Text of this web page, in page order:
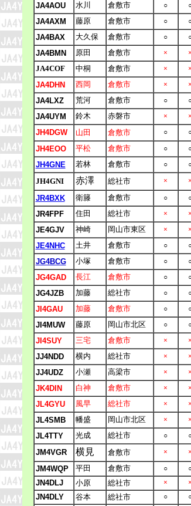
JA4AOU 水川 倉敷市 ○
JA4AXM 藤原 倉敷市 ○
JA4BAX 大久保 倉敷市 ○
JA4BMN 原田 倉敷市 × ×
JA4COF 中桐 倉敷市 × ×
JA4DHN 西岡 倉敷市 × ×
JA4LXZ 荒河 倉敷市 ○
JA4UYM 鈴木 赤磐市 × ×
JH4DGW 山田 倉敷市 ○
JH4EOO 平松 倉敷市 ○
JH4GNE 若林 倉敷市 ○
JH4GNI 赤澤 総社市 × ×
JR4BXK 衛籐 倉敷市 ○
JR4FPF 住田 総社市 × ×
JE4GJV 神崎 岡山市東区 × ×
JE4NHC 土井 倉敷市 ○
JG4BCG 小塚 倉敷市 ○
JG4GAD 長江 倉敷市 ○
JG4JZB 加藤 総社市 ○
JI4GAU 加藤 倉敷市 ○
JI4MUW 藤原 岡山市北区 ○
JI4SUY 三宅 倉敷市 × ×
JJ4NDD 横内 総社市 × ×
JJ4UDZ 小瀬 高梁市 × ×
JK4DIN 白神 倉敷市 × ×
JL4GYU 風早 総社市 × ×
JL4SMB 幡盛 岡山市北区 × ×
JL4TTY 光成 総社市 ○
JM4VGR 横見 倉敷市 × ×
JM4WQP 平田 倉敷市 ○
JN4DLJ 小原 総社市 × ×
JN4DLY 谷本 総社市 ○